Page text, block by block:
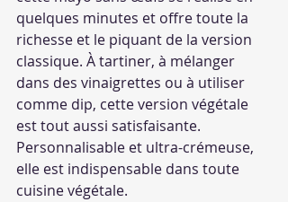
quelques minutes et offre toute la
richesse et le piquant de la version
classique. À tartiner, à mélanger
dans des vinaigrettes ou à utiliser
comme dip, cette version végétale
est tout aussi satisfaisante.
Personnalisable et ultra-crémeuse,
elle est indispensable dans toute
cuisine végétale.